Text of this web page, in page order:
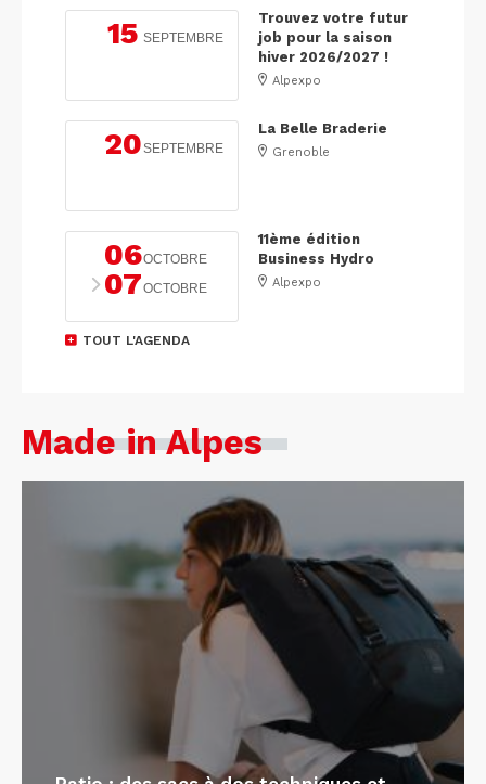
15 SEPTEMBRE
Trouvez votre futur
job pour la saison
hiver 2026/2027 !
Alpexpo
20SEPTEMBRE
La Belle Braderie
Grenoble
06OCTOBRE
07OCTOBRE
11ème édition
Business Hydro
Alpexpo
TOUT L'AGENDA
Made in Alpes